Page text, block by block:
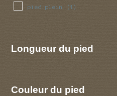
pied plein (1)
Longueur du pied
Couleur du pied